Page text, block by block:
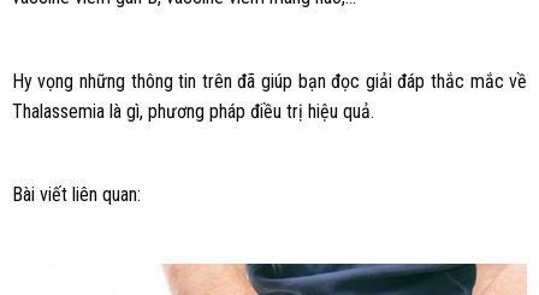
Hy vọng những thông tin trên đã giúp bạn đọc giải đáp thắc mắc về
Thalassemia là gì, phương pháp điều trị hiệu quả.
Bài viết liên quan: